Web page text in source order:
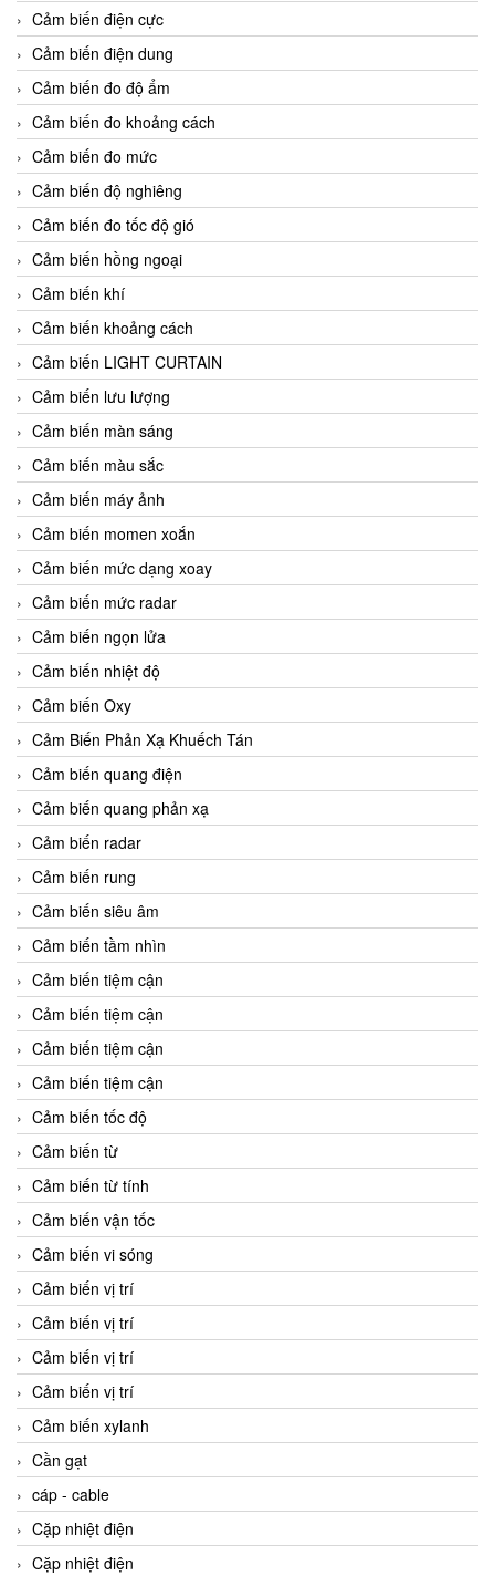
Cảm biến điện cực
Cảm biến điện dung
Cảm biến đo độ ẩm
Cảm biến đo khoảng cách
Cảm biến đo mức
Cảm biến độ nghiêng
Cảm biến đo tốc độ gió
Cảm biến hồng ngoại
Cảm biến khí
Cảm biến khoảng cách
Cảm biến LIGHT CURTAIN
Cảm biến lưu lượng
Cảm biến màn sáng
Cảm biến màu sắc
Cảm biến máy ảnh
Cảm biến momen xoắn
Cảm biến mức dạng xoay
Cảm biến mức radar
Cảm biến ngọn lửa
Cảm biến nhiệt độ
Cảm biến Oxy
Cảm Biến Phản Xạ Khuếch Tán
Cảm biến quang điện
Cảm biến quang phản xạ
Cảm biến radar
Cảm biến rung
Cảm biến siêu âm
Cảm biến tầm nhìn
Cảm biến tiệm cận
Cảm biến tiệm cận
Cảm biến tiệm cận
Cảm biến tiệm cận
Cảm biến tốc độ
Cảm biến từ
Cảm biến từ tính
Cảm biến vận tốc
Cảm biến vi sóng
Cảm biến vị trí
Cảm biến vị trí
Cảm biến vị trí
Cảm biến vị trí
Cảm biến xylanh
Cần gạt
cáp - cable
Cặp nhiệt điện
Cặp nhiệt điện